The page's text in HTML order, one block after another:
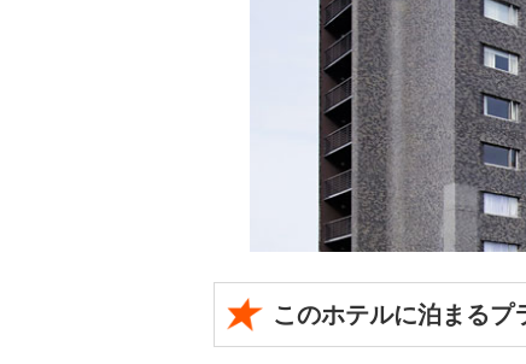
このホテルに泊まるプ